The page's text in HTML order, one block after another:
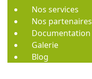
Nos services
Nos partenaires
Documentation
Galerie
Blog